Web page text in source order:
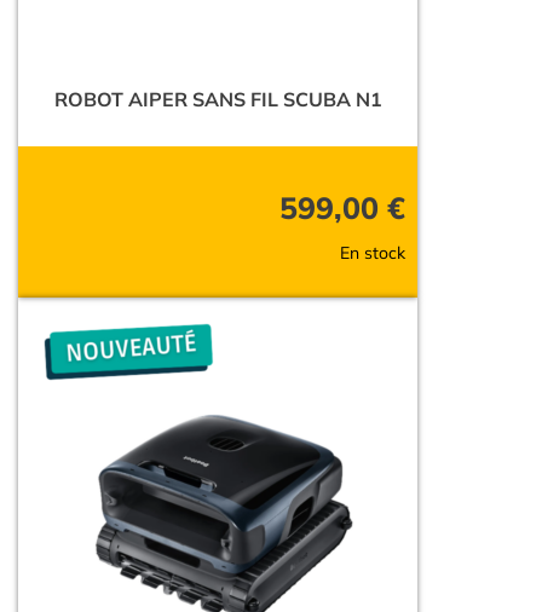
ROBOT AIPER SANS FIL SCUBA N1
599,00 €
En stock